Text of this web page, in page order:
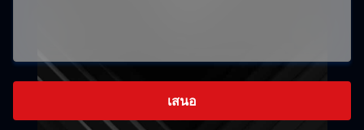
เสนอ